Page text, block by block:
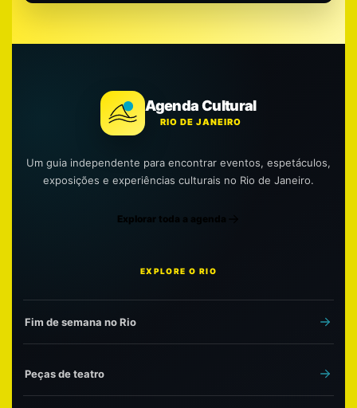
Agenda Cultural
RIO DE JANEIRO
Um guia independente para encontrar eventos, espetáculos,
exposições e experiências culturais no Rio de Janeiro.
Explorar toda a agenda
EXPLORE O RIO
Fim de semana no Rio
Peças de teatro